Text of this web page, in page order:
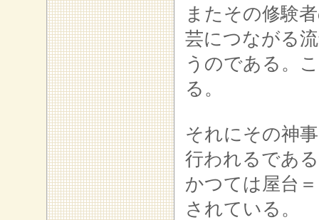
またその修験
芸につながる
うのである。
る。
それにその神
行われるであ
かつては屋台
されている。